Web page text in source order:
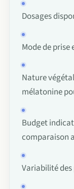
Dosages
Mode de prise
Nature
mélatonine
Budget
comparaison
Variabilité